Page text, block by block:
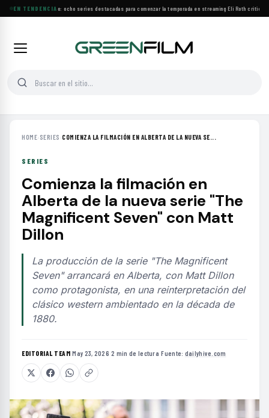
EN TENDENCIA
Estrenos de agosto: ocho series destacadas para comenzar la temporada en streaming·Eli Roth critica el
HOME› SERIES ›COMIENZA LA FILMACIÓN EN ALBERTA DE LA NUEVA SE...
SERIES
Comienza la filmación en
Alberta de la nueva serie "The
Magnificent Seven" con Matt
Dillon
La producción de la serie "The Magnificent
Seven" arrancará en Alberta, con Matt Dillon
como protagonista, en una reinterpretación del
clásico western ambientado en la década de
1880.
EDITORIAL TEAM·May 23, 2026·2 min de lectura·Fuente: dailyhive.com